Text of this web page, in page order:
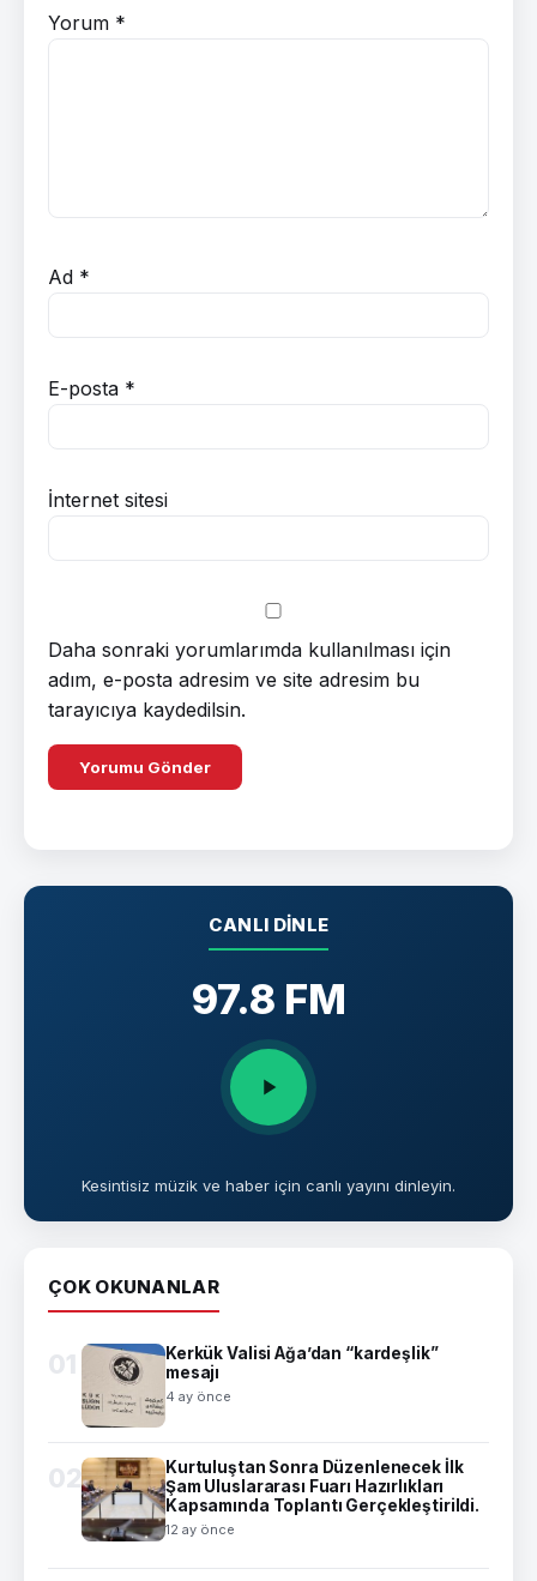
Yorum *
Ad *
E-posta *
İnternet sitesi
Daha sonraki yorumlarımda kullanılması için
adım, e-posta adresim ve site adresim bu
tarayıcıya kaydedilsin.
CANLI DINLE
97.8 FM
Kesintisiz müzik ve haber için canlı yayını dinleyin.
ÇOK OKUNANLAR
01
Kerkük Valisi Ağa’dan “kardeşlik”
mesajı
4 ay önce
02
Kurtuluştan Sonra Düzenlenecek İlk
Şam Uluslararası Fuarı Hazırlıkları
Kapsamında Toplantı Gerçekleştirildi.
12 ay önce